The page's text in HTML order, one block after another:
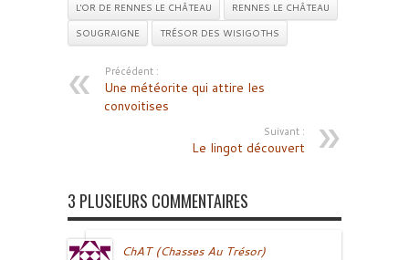
L'OR DE RENNES LE CHÂTEAU
RENNES LE CHÂTEAU
SOUGRAIGNE
TRÉSOR DES WISIGOTHS
Précédent :
Une météorite qui attire les
convoitises
Suivant :
Le lingot découvert
3 PLUSIEURS COMMENTAIRES
ChAT (Chasses Au Trésor)